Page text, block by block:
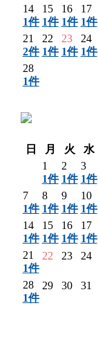
14
1件
15
1件
16
1件
17
1件
21
2件
22
1件
23
1件
24
1件
28
1件
日
月 火 水
1
1件
2
1件
3
1件
7
1件
8
1件
9
1件
10
1件
14
1件
15
1件
16
1件
17
1件
21
1件
22 23 24
28
1件
29 30 31